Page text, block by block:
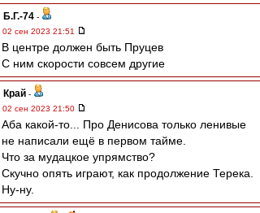
Б.Г.-74 -
02 сен 2023 21:51
В центре должен быть Пруцев
С ним скорости совсем другие
Край -
02 сен 2023 21:50
Аба какой-то... Про Денисова только ленивые
не написали ещё в первом тайме.
Что за мудацкое упрямство?
Скучно опять играют, как продолжение Терека.
Ну-ну.